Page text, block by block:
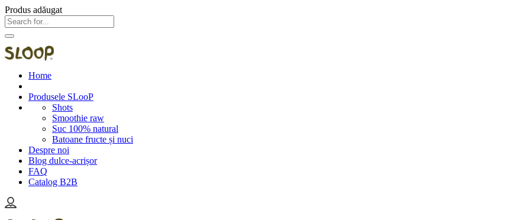
Produs adăugat
Home
Produsele SLooP
Shots
Smoothie raw
Suc 100% natural
Batoane fructe și nuci
Despre noi
Blog dulce-acrișor
FAQ
Catalog B2B